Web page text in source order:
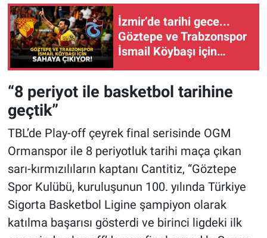
İzmir’de tarihi gece...
Göztepe ve Trabzonspor
İsmail Köybaşı için
“8 periyot ile basketbol tarihine
geçtik”
TBL’de Play-off çeyrek final serisinde OGM
Ormanspor ile 8 periyotluk tarihi maça çıkan
sarı-kırmızılıların kaptanı Cantitiz, “Göztepe
Spor Kulübü, kuruluşunun 100. yılında Türkiye
Sigorta Basketbol Ligine şampiyon olarak
katılma başarısı gösterdi ve birinci ligdeki ilk